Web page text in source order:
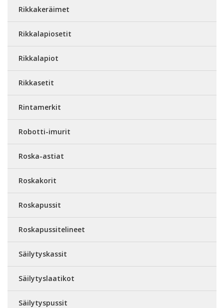
Rikkakeräimet
Rikkalapiosetit
Rikkalapiot
Rikkasetit
Rintamerkit
Robotti-imurit
Roska-astiat
Roskakorit
Roskapussit
Roskapussitelineet
Säilytyskassit
Säilytyslaatikot
Säilytyspussit